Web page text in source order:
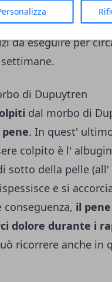
tecnica la
l' intervento
da eseguire per
di Dupuytren
dal morbo di
. In quest'
colpito è l'
sotto della pelle
e si
il
dolore durante i
ricorrere anche in